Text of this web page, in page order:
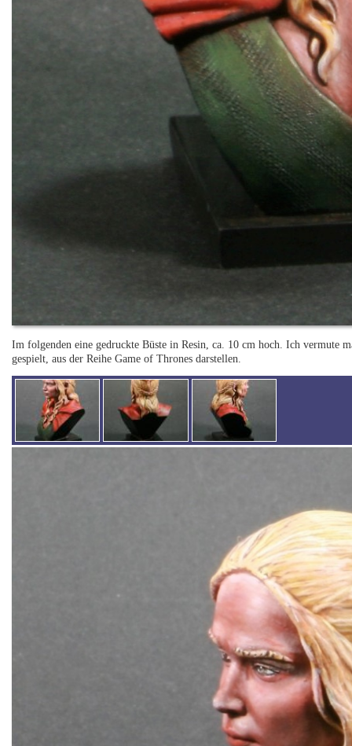
Im folgenden eine gedruckte Büste in Resin, ca. 10 cm hoch. Ich vermute
gespielt, aus der Reihe Game of Thrones darstellen.